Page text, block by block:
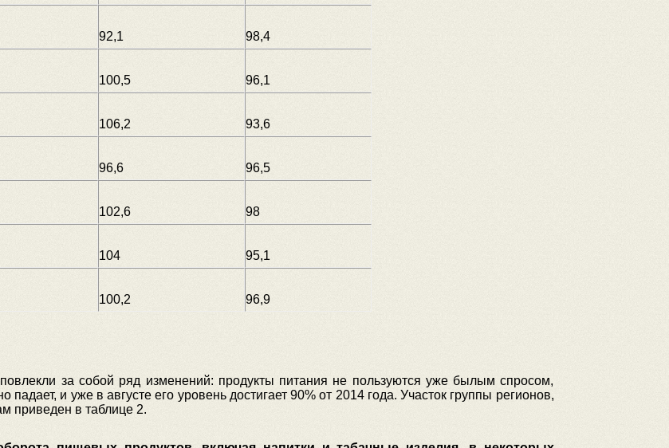
92,1 98,4
100,5 96,1
106,2 93,6
96,6 96,5
102,6 98
104 95,1
100,2 96,9
за собой ряд изменений: продукты питания не пользуются уже былым спросом,
и уже в августе его уровень достигает 90% от 2014 года. Участок группы регионов,
приведен в таблице 2.